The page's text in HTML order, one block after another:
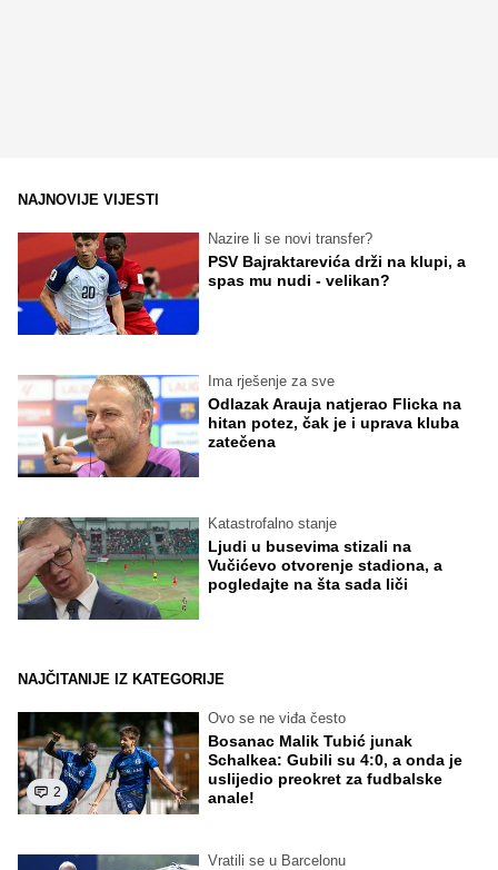
NAJNOVIJE VIJESTI
Nazire li se novi transfer?
PSV Bajraktarevića drži na klupi, a
spas mu nudi - velikan?
Ima rješenje za sve
Odlazak Arauja natjerao Flicka na
hitan potez, čak je i uprava kluba
zatečena
Katastrofalno stanje
Ljudi u busevima stizali na
Vučićevo otvorenje stadiona, a
pogledajte na šta sada liči
NAJČITANIJE IZ KATEGORIJE
2
Ovo se ne viđa često
Bosanac Malik Tubić junak
Schalkea: Gubili su 4:0, a onda je
uslijedio preokret za fudbalske
anale!
Vratili se u Barcelonu